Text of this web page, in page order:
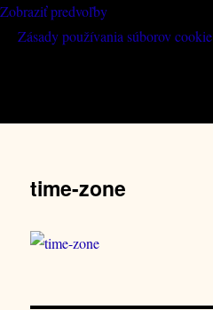
Zobraziť predvoľby
Zásady používania súborov cookie
time-zone